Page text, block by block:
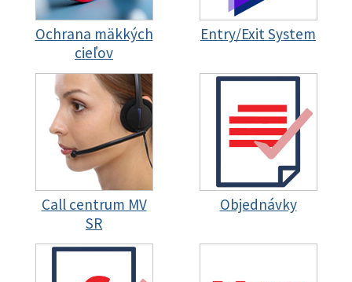
Ochrana mäkkých
cieľov
Entry/Exit System
Call centrum MV
SR
Objednávky